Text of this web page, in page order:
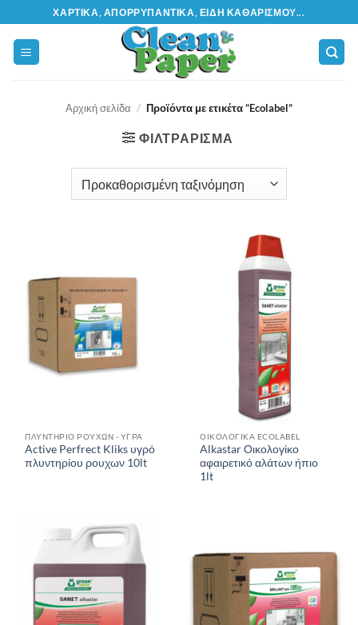
Μετάβαση
στο
περιεχόμενο
ΧΑΡΤΙΚΆ, ΑΠΟΡΡΥΠΑΝΤΙΚΆ, ΕΊΔΗ ΚΑΘΑΡΙΣΜΟΎ...
Αρχική σελίδα / Προϊόντα με ετικέτα “Ecolabel”
ΦΙΛΤΡΆΡΙΣΜΑ
ΠΛΥΝΤΗΡΙΟ ΡΟΥΧΩΝ - ΥΓΡΑ
Active Perfrect Kliks υγρό
πλυντηρίου ρουχων 10lt
ΟΙΚΟΛΟΓΙΚΑ ECOLABEL
Alkastar Οικολογίκο
αφαιρετικό αλάτων ήπιο
1lt